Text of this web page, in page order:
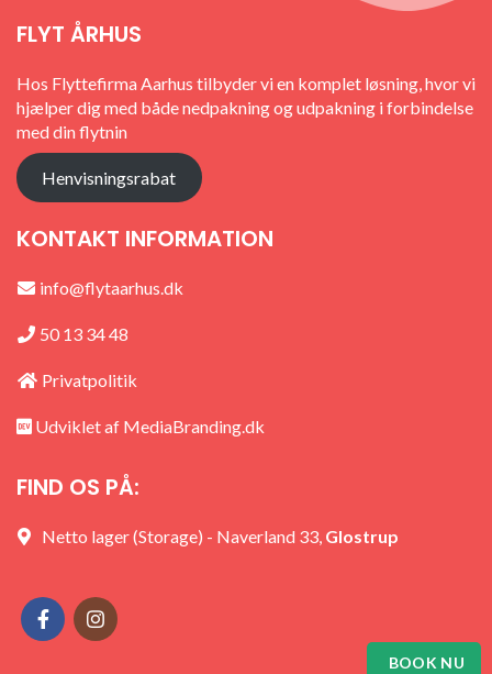
BOOK NU
FLYT ÅRHUS
Hos Flyttefirma Aarhus tilbyder vi en komplet løsning, hvor vi
hjælper dig med både nedpakning og udpakning i forbindelse
med din flytnin
Henvisningsrabat
KONTAKT INFORMATION
info@flytaarhus.dk
50 13 34 48
Privatpolitik
Udviklet af MediaBranding.dk
FIND OS PÅ:
Netto lager (Storage) - Naverland 33, Glostrup